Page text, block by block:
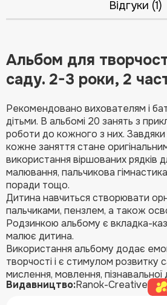
Відгуки (1)
Альбом для
саду. 2-3 роки, 2
Рекомендовано вихователям і
дітьми. В альбомі 20 занять з
роботи до кожного з них. Завдяки
кожне заняття стане
використання віршованих рядків
малювання, пальчикова
поради тощо.
Дитина навчиться створювати
пальчиками, пензлем, а також
Родзинкою альбому є вкладка-
малює дитина.
Використання альбому додає
творчості і є стимулом розвитку
мислення, мовлення, пізнавальної
Видавництво:Ranok-Creative